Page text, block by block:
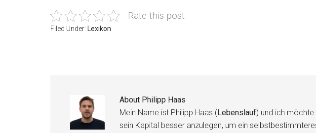
Rate this post
Filed Under: Lexikon
About Philipp Haas
Mein Name ist Philipp Haas (Lebenslauf) und ich
sein Kapital besser anzulegen, um ein